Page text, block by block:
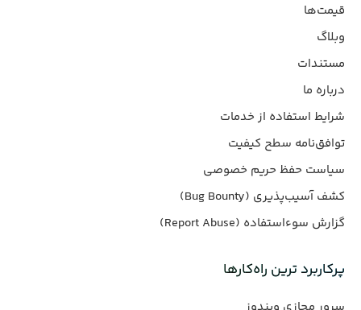
قیمت‌ها
وبلاگ
مستندات
درباره ما
شرایط استفاده از خدمات
توافق‌نامه سطح کیفیت
سیاست حفظ حریم خصوصی
کشف آسیب‌پذیری (Bug Bounty)
گزارش سوءاستفاده (Report Abuse)
پرکاربرد ترین راه‌کارها